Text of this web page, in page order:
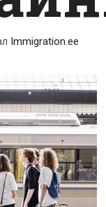
Immigration.ee